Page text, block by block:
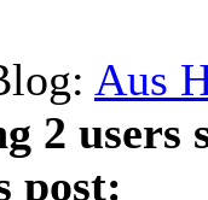
Aus
2 users
post: